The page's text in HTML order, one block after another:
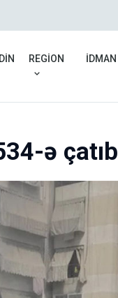
DİN REGİON İDMAN
ə çatıb